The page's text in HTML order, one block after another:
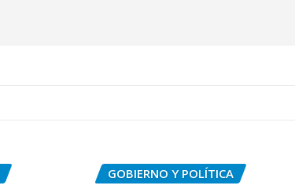
GOBIERNO Y POLÍTICA